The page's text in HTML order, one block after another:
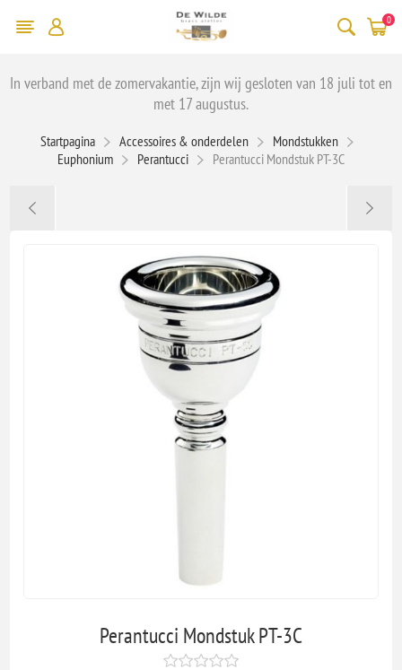
0
In verband met de zomervakantie, zijn wij gesloten van 18 juli tot en
met 17 augustus.
Startpagina Accessoires & onderdelen
Mondstukken
Euphonium
Perantucci Perantucci Mondstuk PT-3C
Perantucci Mondstuk PT-3C